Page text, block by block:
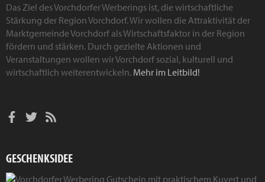
Das Ziel des Vorchdorfer Werberings ist, die wirtschaftliche
Stärkung der Region Vorchdorf. Wir wollen die Attraktivität der
Marktgemeinde Vorchdorf als Wirtschaftsfaktor in der Region
fördern und stärken. Durch gezielte Aktionen und
Veranstaltungen wollen wir Vorchdorf sozial, kulturell und
wirtschaftlich weiterentwickeln. Mehr im Leitbild!
GESCHENKSIDEE